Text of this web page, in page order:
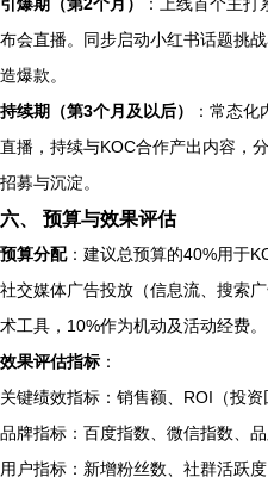
布会直播。同步启动小红书话题挑
造爆款。
持续期（第3个月及以后）
：常态
直播，持续与KOC合作产出内容，
招募与沉淀。
六、 预算与效果评估
预算分配：建议总预算的40%用于
社交媒体广告投放（信息流、搜索
术工具，10%作为机动及活动经费。
效果评估指标 ：
关键绩效指标：销售额、ROI（投资
品牌指标：百度指数、微信指数、
用户指标：新增粉丝数、社群活跃